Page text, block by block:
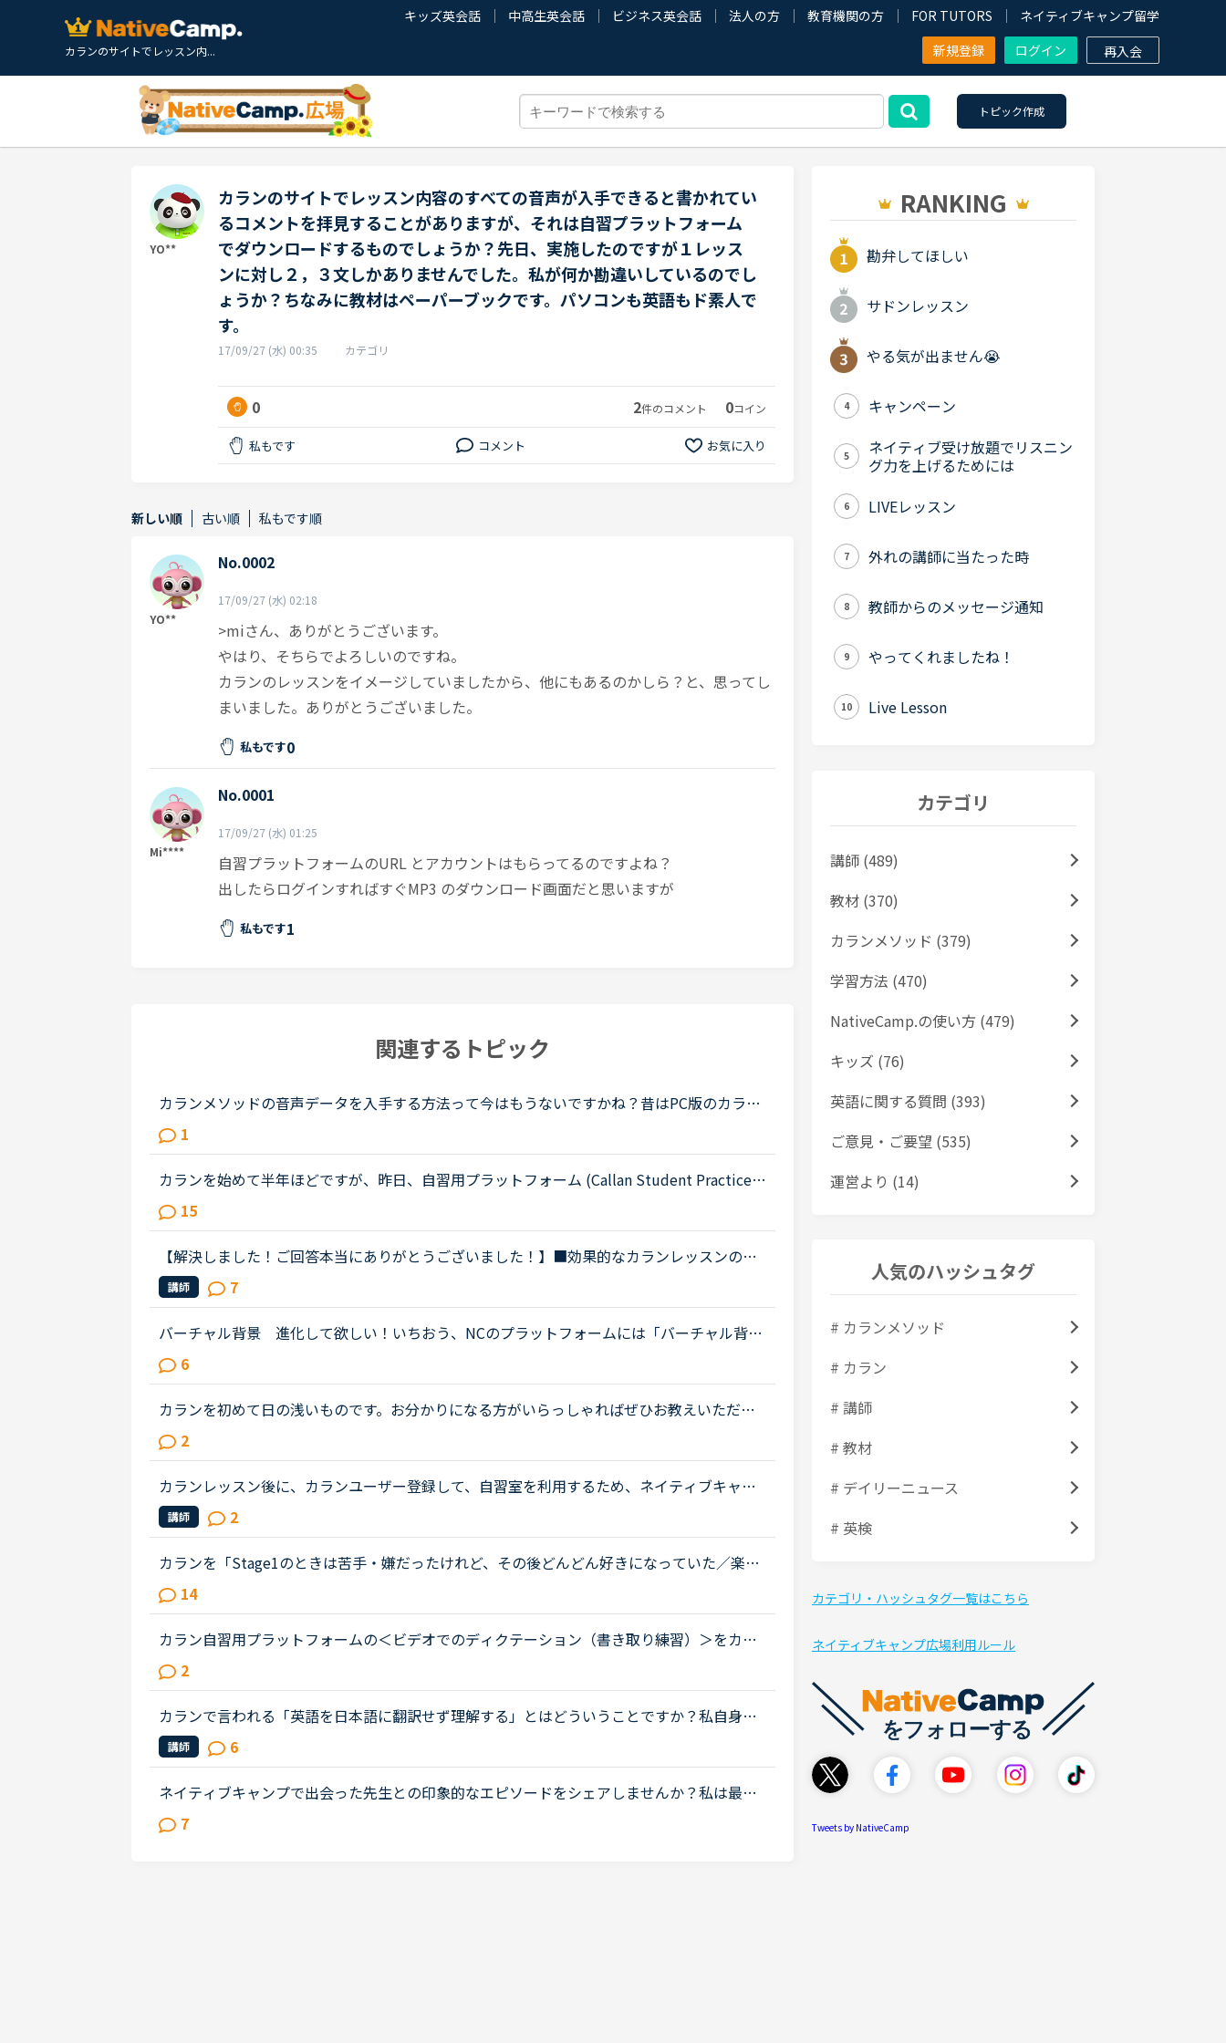
カランのサイトでレッスン内...
キッズ英会話 中高生英会話 ビジネス英会話 法人の方 教育機関の方 FOR TUTORS
ネイティブキャンプ留学
新規登録
ログイン 再入会
トピック作成
YO**
カランのサイトでレッスン内容のすべての音声が入手できると書かれてい
るコメントを拝見することがありますが、それは自習プラットフォーム
でダウンロードするものでしょうか？先日、実施したのですが１レッス
ンに対し２，３文しかありませんでした。私が何か勘違いしているのでし
ょうか？ちなみに教材はペーパーブックです。パソコンも英語もド素人で
す。
17/09/27 (水) 00:35 カテゴリ
0 2件のコメント 0コイン
私もです コメント お気に入り
新しい順 古い順 私もです順
YO**
No.0002
17/09/27 (水) 02:18
>miさん、ありがとうございます。
やはり、そちらでよろしいのですね。
カランのレッスンをイメージしていましたから、他にもあるのかしら？と、思ってし
まいました。ありがとうございました。
私もです0
Mi****
No.0001
17/09/27 (水) 01:25
自習プラットフォームのURL とアカウントはもらってるのですよね？
出したらログインすればすぐMP3 のダウンロード画面だと思いますが
私もです1
関連するトピック
カランメソッドの音声データを入手する方法って今はもうないですかね？昔はPC版のカラン
メソッド学習サイトでmp3をダウンロードできたようですが、現在はAppだけになりダウン
ロードできないようです。カランメソ...
1
カランを始めて半年ほどですが、昨日、自習用プラットフォーム (Callan Student Practice A
rea)を使ってみたところ、とっても良かったので、こちらでシェアさせて頂きます (^^)質問
＆回答をやってみたのですが、...
15
【解決しました！ご回答本当にありがとうございました！】■効果的なカランレッスンの進
め方について2020年1月からネイティブキャンプを始め、現在カランレッスンはステージ4の
全復習直前段階です。毎回どうしても...
講師 7
バーチャル背景 進化して欲しい！いちおう、NCのプラットフォームには「バーチャル背
景」の機能が付いていますが、使うと途端にプラットフォームが重くなるし、動きは変だ
し、自分の画像はダウンロードできない...
6
カランを初めて日の浅いものです。お分かりになる方がいらっしゃればぜひお教えいただき
たいのですが、カランe-bookの音声原稿と自習プラットフォームのそれとは同じものでしょ
うか。また、よくカランで「ディク...
2
カランレッスン後に、カランユーザー登録して、自習室を利用するため、ネイティブキャン
プへメールアドレスや名前などを入れて登録申請をしました。その後、カラン機構からパス
ワードを設定するメールが届くとあ...
講師 2
カランを「Stage1のときは苦手・嫌だったけれど、その後どんどん好きになっていた／楽し
くなっていった」方のお話を伺ってみたいです。いつも楽しく、共感しながらNC広場を拝見
しています。カランを受講したく、1...
14
カラン自習用プラットフォームの＜ビデオでのディクテーション（書き取り練習）＞をカウ
ンセラーさんから紹介して頂きました。 <a href="https://nativecamp.net/callan/platform"
target="_blank">https://nativecamp.net/callan/platform</a> 自習用のプラットフォーム
はすでに使ってい...
2
カランで言われる「英語を日本語に翻訳せず理解する」とはどういうことですか？私自身は
カラン1からはじめ、今はカラン5に入ったところです。聞きたいのは●英語のまま理解でき
ているのか？日本語に翻訳してしまっ...
講師 6
ネイティブキャンプで出会った先生との印象的なエピソードをシェアしませんか？私は最
近、カメルーン人の先生のレッスンにハマっています。あるとき先生が「カメルーンやアフ
リカについて、日本人はどんな印象を...
7
RANKING
勘弁してほしい
サドンレッスン
やる気が出ません😭
4 キャンペーン
5
ネイティブ受け放題でリスニン
グ力を上げるためには
6 LIVEレッスン
7 外れの講師に当たった時
8 教師からのメッセージ通知
9 やってくれましたね！
10 Live Lesson
カテゴリ
講師 (489)
教材 (370)
カランメソッド (379)
学習方法 (470)
NativeCamp.の使い方 (479)
キッズ (76)
英語に関する質問 (393)
ご意見・ご要望 (535)
運営より (14)
人気のハッシュタグ
# カランメソッド
# カラン
# 講師
# 教材
# デイリーニュース
# 英検
カテゴリ・ハッシュタグ一覧はこちら
ネイティブキャンプ広場利用ルール
Tweets by NativeCamp